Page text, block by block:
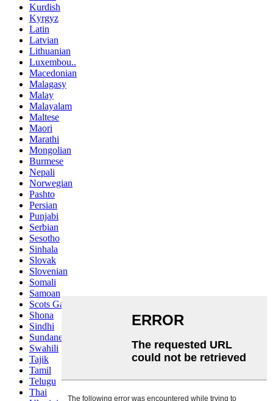
Kurdish
Kyrgyz
Latin
Latvian
Lithuanian
Luxembou..
Macedonian
Malagasy
Malay
Malayalam
Maltese
Maori
Marathi
Mongolian
Burmese
Nepali
Norwegian
Pashto
Persian
Punjabi
Serbian
Sesotho
Sinhala
Slovak
Slovenian
Somali
Samoan
Scots Gaelic
Shona
Sindhi
Sundanese
Swahili
Tajik
Tamil
Telugu
Thai